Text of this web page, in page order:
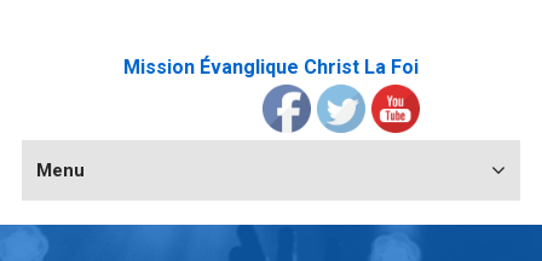
Mission Évanglique Christ La Foi
Menu